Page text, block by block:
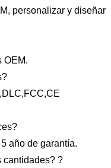
personalizar y diseñar
OEM.
año de garantía.
cantidades? ?